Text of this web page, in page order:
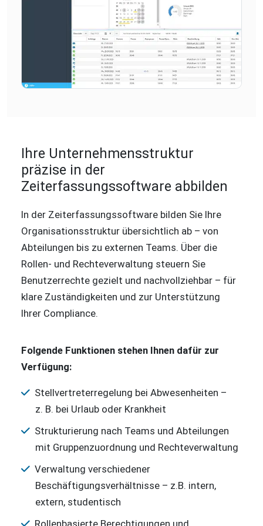
Ihre Unternehmensstruktur
präzise in der
Zeiterfassungssoftware abbilden
In der Zeiterfassungssoftware bilden Sie Ihre
Organisationsstruktur übersichtlich ab – von
Abteilungen bis zu externen Teams. Über die
Rollen- und Rechteverwaltung steuern Sie
Benutzerrechte gezielt und nachvollziehbar – für
klare Zuständigkeiten und zur Unterstützung
Ihrer Compliance.
Folgende Funktionen stehen Ihnen dafür zur
Verfügung:
Stellvertreterregelung bei Abwesenheiten –
z. B. bei Urlaub oder Krankheit
Strukturierung nach Teams und Abteilungen
mit Gruppenzuordnung und Rechteverwaltung
Verwaltung verschiedener
Beschäftigungsverhältnisse – z.B. intern,
extern, studentisch